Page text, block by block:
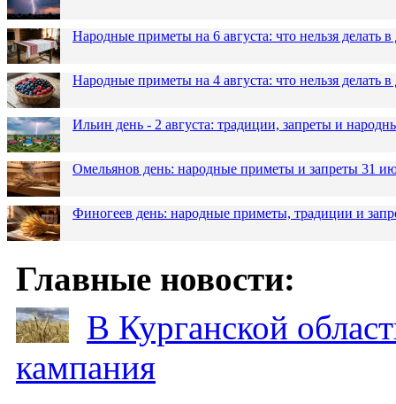
Народные приметы на 6 августа: что нельзя делать
Народные приметы на 4 августа: что нельзя
Ильин день - 2 августа: традиции, запреты и
Омельянов день: народные приметы и запреты 31
Финогеев день: народные приметы, традиции и
Главные новости:
В Курганской
кампания